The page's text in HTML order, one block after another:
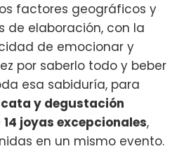
factores geográficos y
de elaboración, con la
de emocionar y
por saberlo todo y beber
esa sabiduría, para
cata y degustación
14 joyas excepcionales,
en un mismo evento.